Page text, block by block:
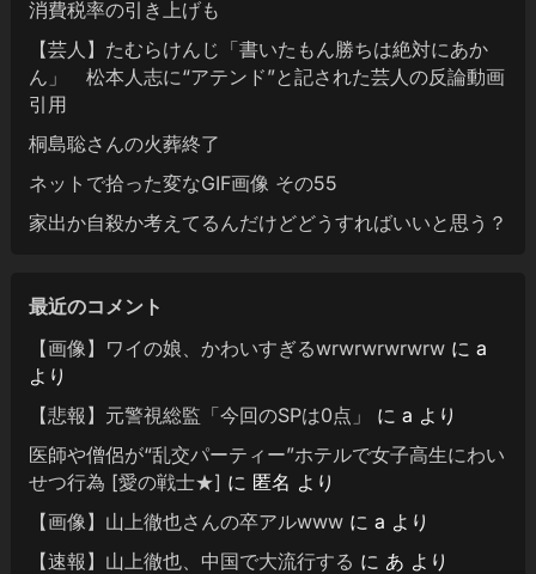
消費税率の引き上げも
【芸人】たむらけんじ「書いたもん勝ちは絶対にあか
ん」 松本人志に“アテンド”と記された芸人の反論動画
引用
桐島聡さんの火葬終了
ネットで拾った変なGIF画像 その55
家出か自殺か考えてるんだけどどうすればいいと思う？
最近のコメント
【画像】ワイの娘、かわいすぎるwrwrwrwrwrwに a
より
【悲報】元警視総監「今回のSPは0点」
に a より
医師や僧侶が“乱交パーティー”ホテルで女子高生にわい
せつ行為 [愛の戦士★] に 匿名 より
【画像】山上徹也さんの卒アルwwwに a より
【速報】山上徹也、中国で大流行する に あ より